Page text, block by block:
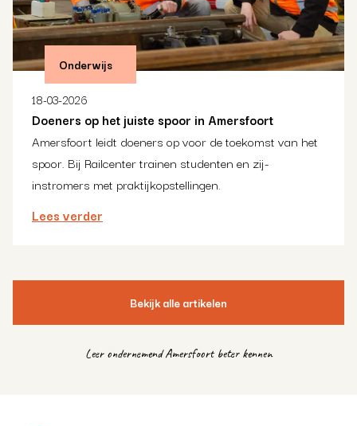
Onderwijs
18-03-2026
Doeners op het juiste spoor in Amersfoort
Amersfoort leidt doeners op voor de toekomst van het
spoor. Bij Railcenter trainen studenten en zij-
instromers met praktijkopstellingen.
Lees verder
Bekijk alle artikelen
Leer ondernemend Amersfoort beter kennen